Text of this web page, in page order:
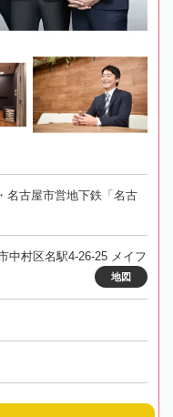
名古屋市営地下鉄「名古
中村区名駅4-26-25 メイフ
地図